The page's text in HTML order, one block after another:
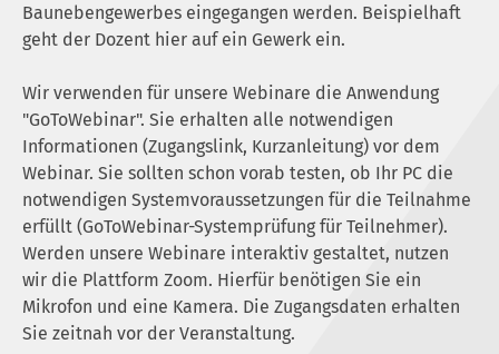
Baunebengewerbes eingegangen werden. Beispielhaft
geht der Dozent hier auf ein Gewerk ein.
Wir verwenden für unsere Webinare die Anwendung
"GoToWebinar". Sie erhalten alle notwendigen
Informationen (Zugangslink, Kurzanleitung) vor dem
Webinar. Sie sollten schon vorab testen, ob Ihr PC die
notwendigen Systemvoraussetzungen für die Teilnahme
erfüllt (GoToWebinar-Systemprüfung für Teilnehmer).
Werden unsere Webinare interaktiv gestaltet, nutzen
wir die Plattform Zoom. Hierfür benötigen Sie ein
Mikrofon und eine Kamera. Die Zugangsdaten erhalten
Sie zeitnah vor der Veranstaltung.